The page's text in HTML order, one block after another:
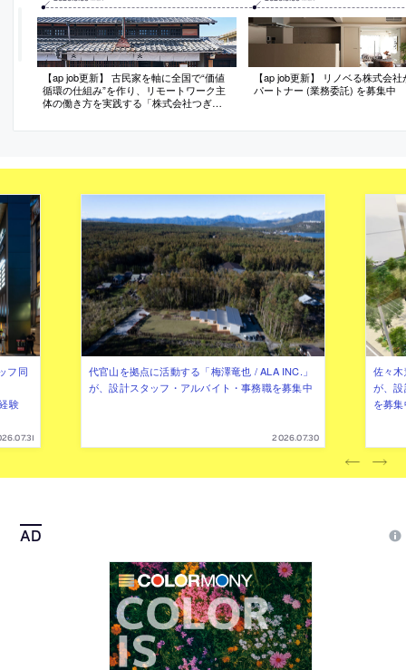
【ap job更新】 古民家を軸に全国で“価値
循環の仕組み”を作り、リモートワーク主
体の働き方を実践する「株式会社つぎ
を募集中
【ap job更新】 リノベる株式会
パートナー (業務委託) を募集中
フ同
験
代官山を拠点に活動する「梅澤竜也 / ALA INC.」
が、設計スタッフ・アルバイト・事務職を募集中
2026.07.30
佐々
が、
を募